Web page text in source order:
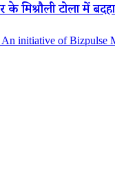
टोला में
initiative of Bizpulse